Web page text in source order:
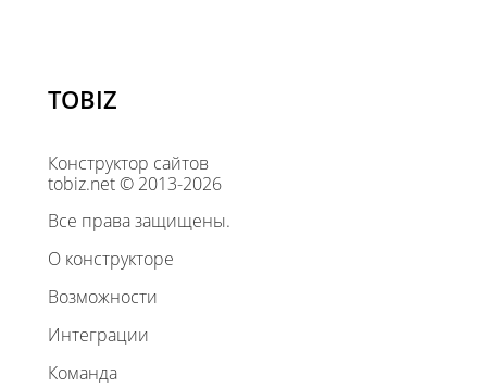
TOBIZ
Конструктор сайтов
tobiz.net © 2013-2026
Все права защищены.
О конструкторе
Возможности
Интеграции
Команда